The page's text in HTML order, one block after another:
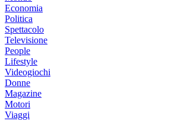
Economia
Politica
Spettacolo
Televisione
People
Lifestyle
Videogiochi
Donne
Magazine
Motori
Viaggi